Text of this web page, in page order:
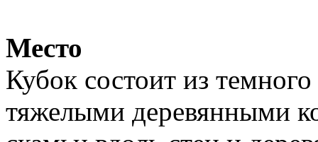
Место
Кубок состоит из
тяжелыми деревянными